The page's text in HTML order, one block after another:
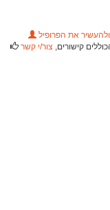
את הפרופיל
קישורים, צור/י קשר